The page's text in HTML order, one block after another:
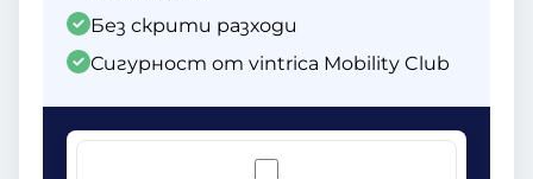
Без скрити разходи
Сигурност от vintrica Mobility Club